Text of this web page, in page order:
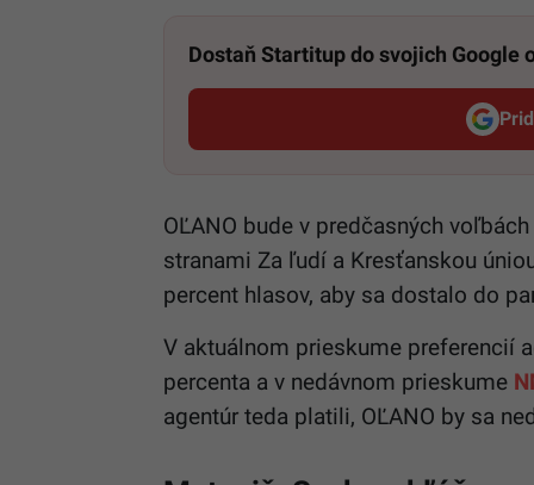
Dostaň Startitup do svojich Google
OĽANO bude v predčasných
stranami Za ľudí a Kresťanskou
percent hlasov, aby sa dostalo do
V aktuálnom prieskume preferencií
percenta a v nedávnom prieskume
agentúr teda platili, OĽANO by sa